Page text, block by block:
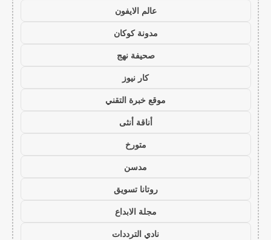
عالم الايفون
مدونة كوكان
صحيفة نهج
كار نيوز
موقع خبرة التقني
أناقة أنثى
متورخ
مدسن
روتانا تسويق
مجلة الابداع
نادي الترددات